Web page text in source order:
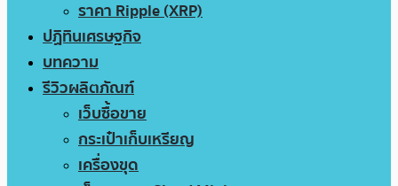
ราคา Ripple (XRP)
ปฏิทินเศรษฐกิจ
บทความ
รีวิวผลิตภัณฑ์
เว็บซื้อขาย
กระเป๋าเก็บเหรียญ
เครื่องขุด